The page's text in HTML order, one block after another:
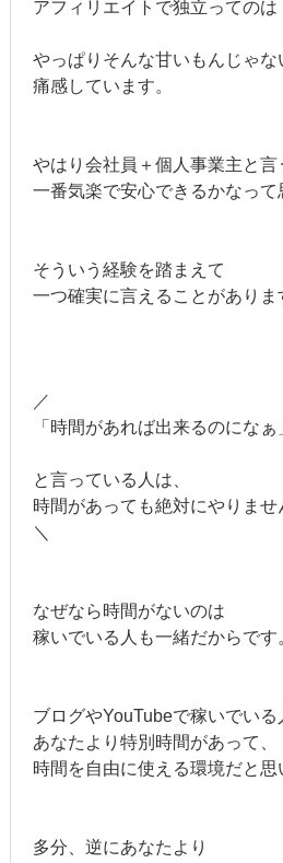
アフィリエイトで独立ってのは
やっぱりそんな甘いもんじゃな
痛感しています。
やはり会社員＋個人事業主と言
一番気楽で安心できるかなって
そういう経験を踏まえて
一つ確実に言えることがありま
／
「時間があれば出来るのになぁ
と言っている人は、
時間があっても絶対にやりませ
＼
なぜなら時間がないのは
稼いでいる人も一緒だからです
ブログやYouTubeで稼いでいる
あなたより特別時間があって、
時間を自由に使える環境だと思
多分、逆にあなたより